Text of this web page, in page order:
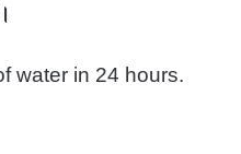
water in 24 hours.